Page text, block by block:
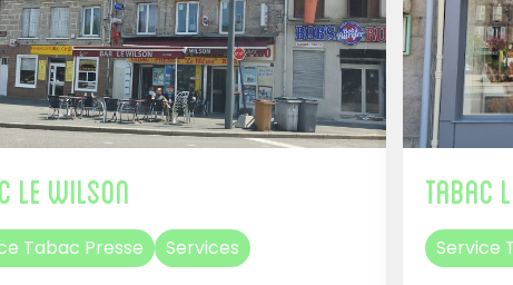
Le Wilson
Tabac Presse Services
Tabac
Service